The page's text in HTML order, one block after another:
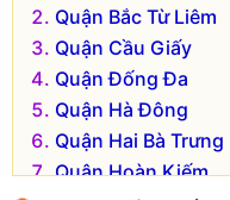
Quận Bắc Từ Liêm
Quận Cầu Giấy
Quận Đống Đa
Quận Hà Đông
Quận Hai Bà Trưng
Quận Hoàn Kiếm